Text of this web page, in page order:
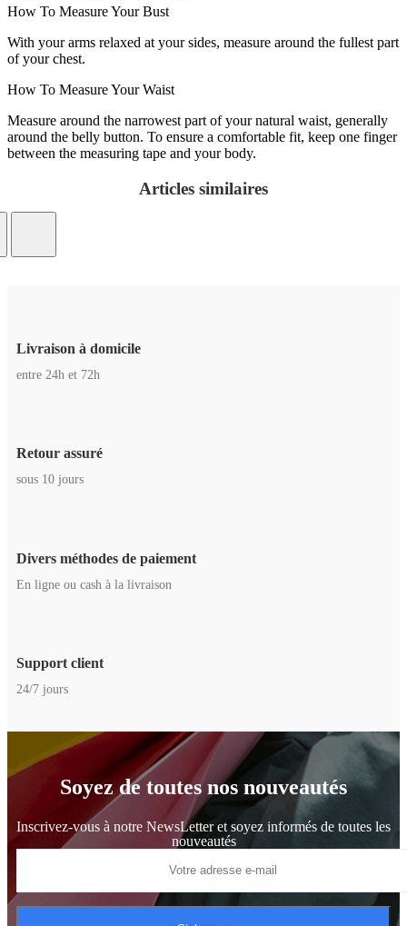
How To Measure Your Bust
With your arms relaxed at your sides, measure around the fullest part
of your chest.
How To Measure Your Waist
Measure around the narrowest part of your natural waist, generally
around the belly button. To ensure a comfortable fit, keep one finger
between the measuring tape and your body.
Articles similaires
Livraison à domicile
entre 24h et 72h
Retour assuré
sous 10 jours
Divers méthodes de paiement
En ligne ou cash à la livraison
Support client
24/7 jours
Soyez de toutes nos nouveautés
Inscrivez-vous à notre NewsLetter et soyez informés de toutes les
nouveautés